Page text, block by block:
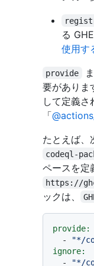
る
使用す
provide
要がありま
して定義さ
「
たとえば、
codeql-
ペースを定
https://
ックは、
provide:
-
"*/
ignore:
-
"*/